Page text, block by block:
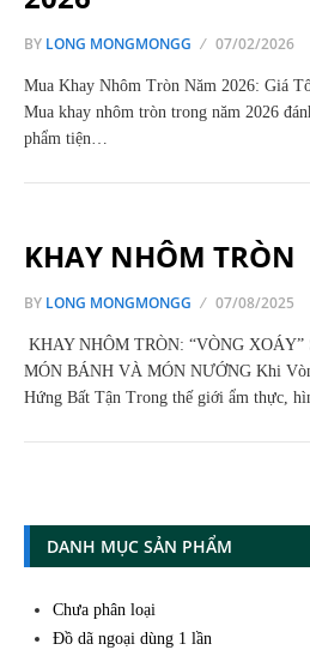
BY LONG MONGMONGG 07/02/2026
Mua Khay Nhôm Tròn Năm 2026: Giá
Mua khay nhôm tròn trong năm 2026
phẩm tiện…
KHAY NHÔM TRÒN
BY LONG MONGMONGG 07/08/2025
KHAY NHÔM TRÒN: “VÒNG
MÓN BÁNH VÀ MÓN NƯỚNG Khi
Hứng Bất Tận Trong thế giới ẩm thực,
DANH MỤC SẢN PHẨM
Chưa phân loại
Đồ dã ngoại dùng 1 lần